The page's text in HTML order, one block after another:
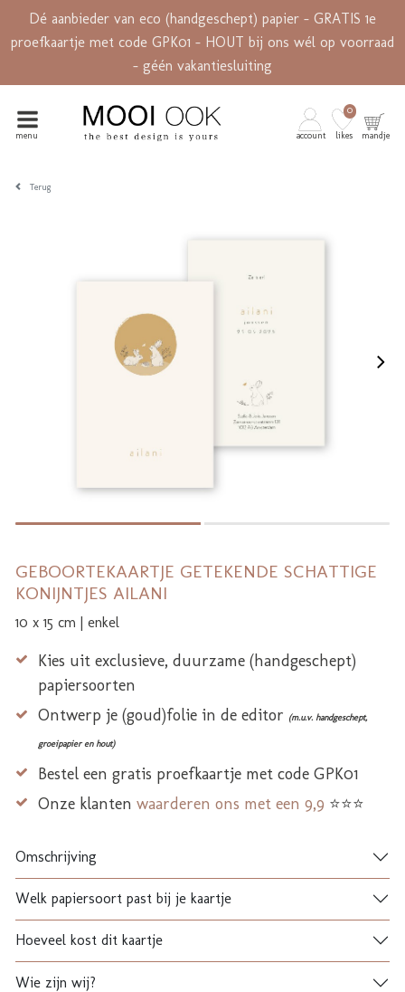
Dé aanbieder van eco (handgeschept) papier - GRATIS 1e
proefkaartje met code GPK01 - HOUT bij ons wél op voorraad
- géén vakantiesluiting
menu account likes
0
mandje
Terug
GEBOORTEKAARTJE GETEKENDE SCHATTIGE
KONIJNTJES AILANI
10 x 15 cm | enkel
Kies uit exclusieve, duurzame (handgeschept)
papiersoorten
Ontwerp je (goud)folie in de editor (m.u.v. handgeschept,
groeipapier en hout)
Bestel een gratis proefkaartje met code GPK01
Onze klanten waarderen ons met een 9,9 ⭐⭐⭐
Omschrijving
Welk papiersoort past bij je kaartje
Hoeveel kost dit kaartje
Wie zijn wij?